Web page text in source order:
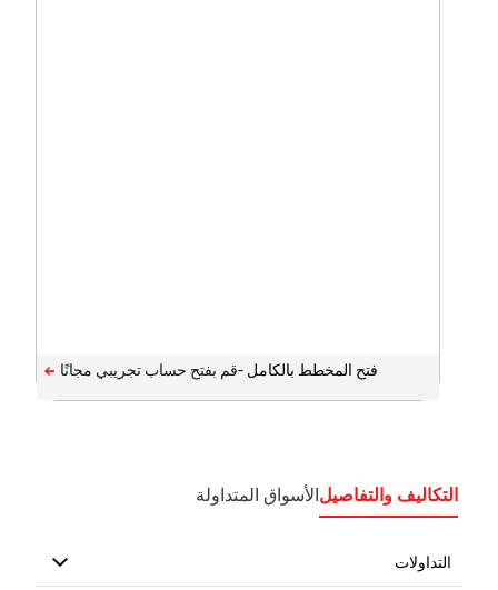
فتح المخطط بالكامل -
التكاليف والتفاصيلالأسواق المتداولة